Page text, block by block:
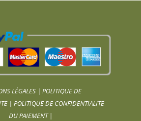
LÉGALES |POLITIQUE DE
| POLITIQUE DE CONFIDENTIALITE
DU PAIEMENT|